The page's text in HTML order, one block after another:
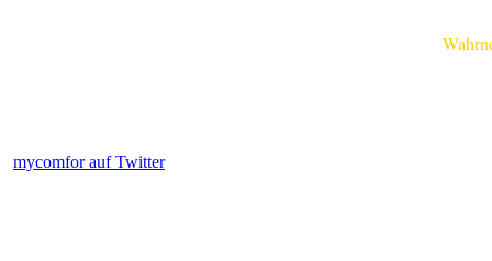
mycomfor auf Twitter